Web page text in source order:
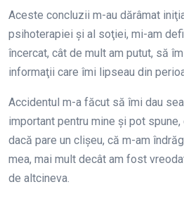
Aceste concluzii m-au dărâmat
psihoterapiei şi al soţiei, mi-am
încercat, cât de mult am putut, să
informaţii care îmi lipseau din
Accidentul m-a făcut să îmi dau
important pentru mine şi pot spune,
dacă pare un clişeu, că m-am
mea, mai mult decât am fost
de altcineva.